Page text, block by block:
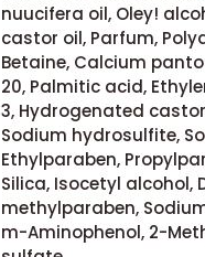
nuucifera oil, Oley!
castor oil, Parfum,
Betaine, Calcium
20, Palmitic acid,
3, Hydrogenated
Sodium hydrosulfite,
Ethylparaben,
Silica, Isocetyl alcohol,
methylparaben,
m-Aminophenol, 2-